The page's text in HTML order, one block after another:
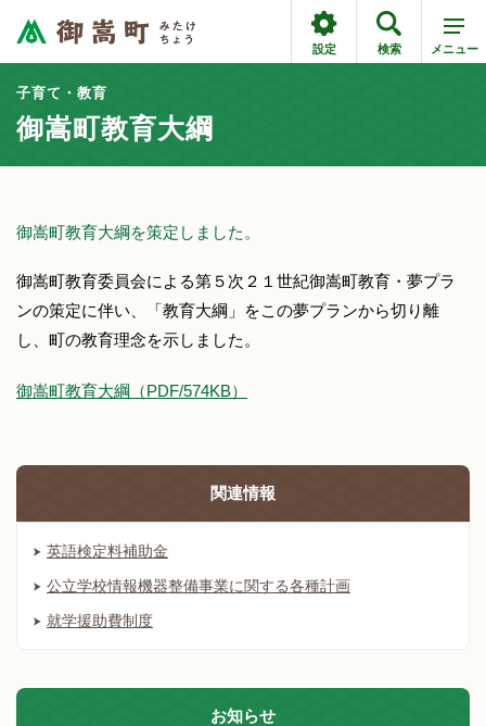
設定 検索 メニュー
子育て・教育
御嵩町教育大綱
御嵩町教育大綱を策定しました。
御嵩町教育委員会による第５次２１世紀御嵩町教育・夢プラ
ンの策定に伴い、「教育大綱」をこの夢プランから切り離
し、町の教育理念を示しました。
御嵩町教育大綱（PDF/574KB）
関連情報
英語検定料補助金
公立学校情報機器整備事業に関する各種計画
就学援助費制度
お知らせ